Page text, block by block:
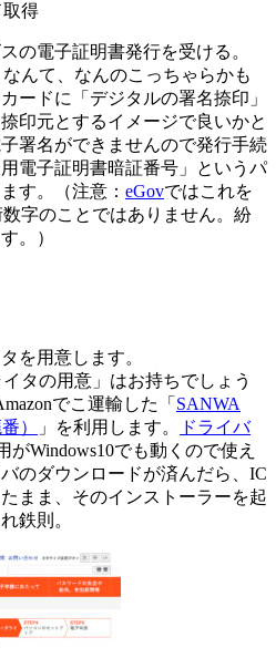
取得
の電子証明書発行を受ける。
なんて、なんのこっちゃらかも
ードに「デジタルの署名捺印」
印元とするイメージで良いかと
署名ができませんので発行手続
電子証明書暗証番号」というパ
す。（注意： eGovではこれを
字のことではありません。紛
。）
を用意します。
イタの用意」はお持ちでしょう
でこ運輸した「 SANWA
）
」を利用します。
ドライバ
がWindows10でも動くので使え
のダウンロードが済んだら、IC
まま、そのインストーラーを起
鉄則。